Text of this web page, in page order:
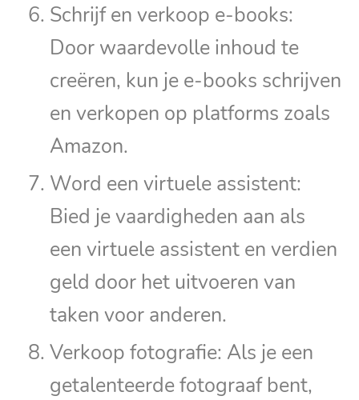
Schrijf en verkoop e-books:
Door waardevolle inhoud te
creëren, kun je e-books schrijven
en verkopen op platforms zoals
Amazon.
Word een virtuele assistent:
Bied je vaardigheden aan als
een virtuele assistent en verdien
geld door het uitvoeren van
taken voor anderen.
Verkoop fotografie: Als je een
getalenteerde fotograaf bent,